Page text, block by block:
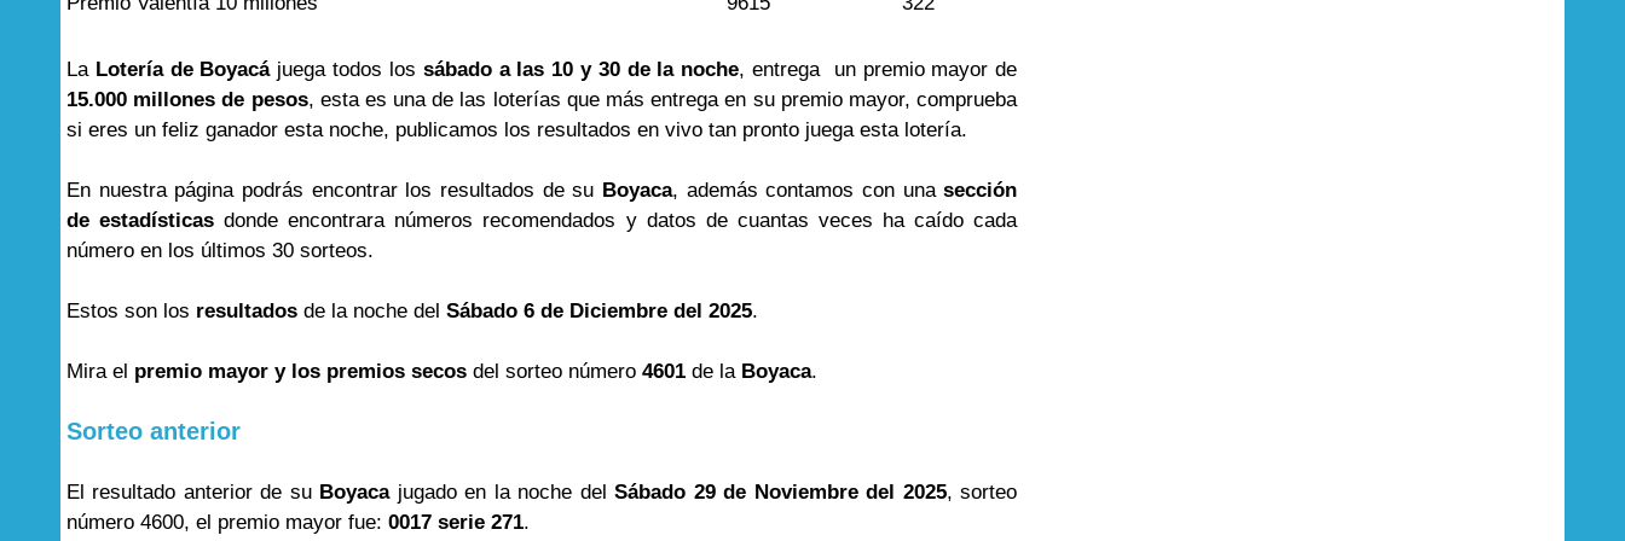
La Lotería de Boyacá juega todos los sábado a las 10 y 30 de la noche, entrega un premio mayor de
15.000 millones de pesos, esta es una de las loterías que más entrega en su premio mayor, comprueba
si eres un feliz ganador esta noche, publicamos los resultados en vivo tan pronto juega esta lotería.
En nuestra página podrás encontrar los resultados de su Boyaca, además contamos con unasección
de estadísticas donde encontrara números recomendados y datos de cuantas veces ha caído cada
número en los últimos 30 sorteos.
Estos son los resultados de la noche del Sábado 6 de Diciembre del 2025.
Mira el premio mayor y los premios secos del sorteo número 4601 de la Boyaca.
Sorteo anterior
El resultado anterior de su Boyacajugado en la noche delSábado 29 de Noviembre del 2025, sorteo
número 4600, el premio mayor fue: 0017 serie 271.